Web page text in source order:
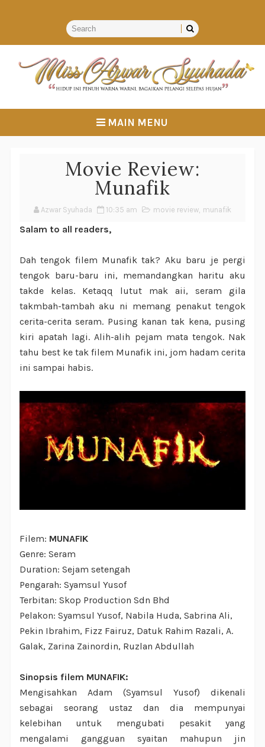
MAIN MENU
Movie Review:
Munafik
Azwar Syuhada 10:35 am movie review, munafik
Salam to all readers,
Dah tengok filem Munafik tak? Aku baru je pergi
tengok baru-baru ini, memandangkan haritu aku
takde kelas. Ketaqq lutut mak aii, seram gila
takmbah-tambah aku ni memang penakut tengok
cerita-cerita seram. Pusing kanan tak kena, pusing
kiri apatah lagi. Alih-alih pejam mata tengok. Nak
tahu best ke tak filem Munafik ini, jom hadam cerita
ini sampai habis.
Filem: MUNAFIK
Genre: Seram
Duration: Sejam setengah
Pengarah: Syamsul Yusof
Terbitan: Skop Production Sdn Bhd
Pelakon: Syamsul Yusof, Nabila Huda, Sabrina Ali,
Pekin Ibrahim, Fizz Fairuz, Datuk Rahim Razali, A.
Galak, Zarina Zainordin, Ruzlan Abdullah
Sinopsis filem MUNAFIK:
Mengisahkan Adam (Syamsul Yusof) dikenali
sebagai seorang ustaz dan dia mempunyai
kelebihan untuk mengubati pesakit yang
mengalami gangguan syaitan mahupun jin